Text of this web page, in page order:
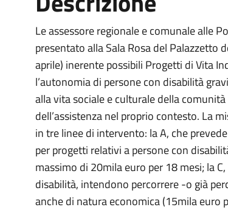
Le assessore regionale e comunale alle
presentato alla Sala Rosa del Palazzetto
aprile) inerente possibili Progetti di Vita
l’autonomia di persone con disabilità
alla vita sociale e culturale della
dell’assistenza nel proprio contesto. La
in tre linee di intervento: la A, che
per progetti relativi a persone con
massimo di 20mila euro per 18 mesi; la
disabilità, intendono percorrere -o già
anche di natura economica (15mila euro